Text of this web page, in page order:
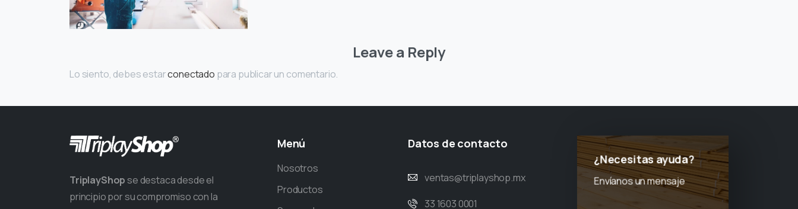
Leave a Reply
Lo siento, debes estarconectado para publicar un comentario.
TriplayShop se destaca desde el
principio por su compromiso con la
Menú
Nosotros
Productos
Datos de contacto
ventas@triplayshop.mx
33 1603 0001
¿Necesitas ayuda?
Envíanos un mensaje